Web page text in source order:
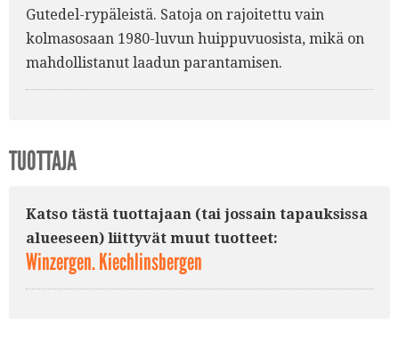
Gutedel-rypäleistä. Satoja on rajoitettu vain
kolmasosaan 1980-luvun huippuvuosista, mikä on
mahdollistanut laadun parantamisen.
TUOTTAJA
Katso tästä tuottajaan (tai jossain tapauksissa
alueeseen) liittyvät muut tuotteet:
Winzergen. Kiechlinsbergen